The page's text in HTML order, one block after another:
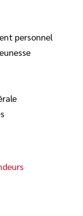
personnel